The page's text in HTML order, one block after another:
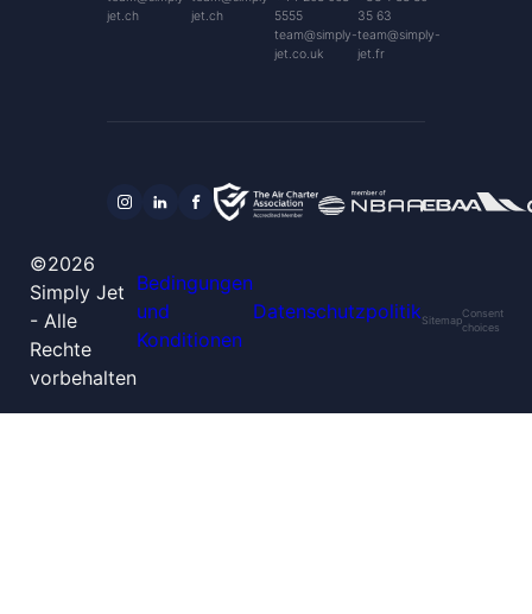
jet.ch
jet.ch
5555
team@simply-
jet.co.uk
35 63
team@simply-
jet.fr
©2026
Simply Jet
- Alle
Rechte
vorbehalten
Bedingungen
und
Konditionen
DatenschutzpolitikSitemap
Consent
choices